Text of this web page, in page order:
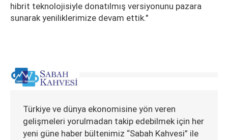
hibrit teknolojisiyle donatılmış versiyonunu pazara
sunarak yeniliklerimize devam ettik."
Türkiye ve dünya ekonomisine yön veren
gelişmeleri yorulmadan takip edebilmek için her
yeni güne haber bültenimiz “Sabah Kahvesi” ile